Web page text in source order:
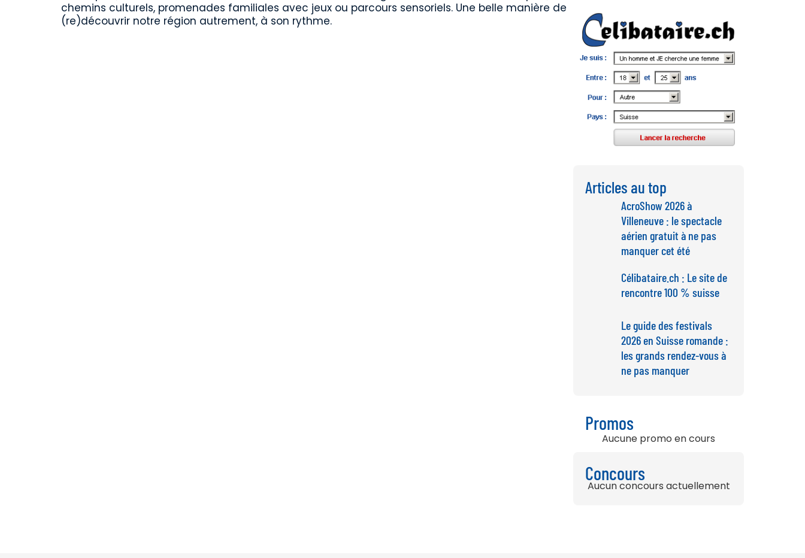
chemins culturels, promenades familiales avec jeux ou parcours sensoriels. Une belle manière de
(re)découvrir notre région autrement, à son rythme.
Articles au top
AcroShow 2026 à
Villeneuve : le spectacle
aérien gratuit à ne pas
manquer cet été
Célibataire.ch : Le site de
rencontre 100 % suisse
Le guide des festivals
2026 en Suisse romande :
les grands rendez-vous à
ne pas manquer
Promos
Aucune promo en cours
Concours
Aucun concours actuellement